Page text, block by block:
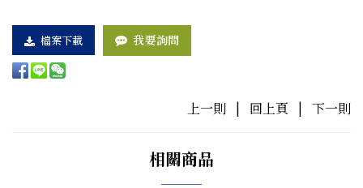
檔案下載 我要詢問
上一則 | 回上頁 | 下一則
相關商品